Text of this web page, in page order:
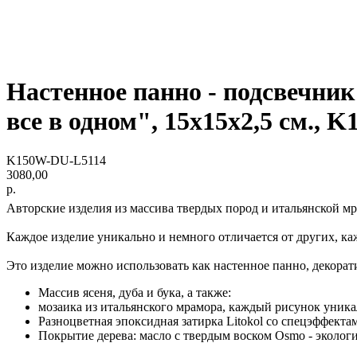
Настенное панно -
все в одном", 15х15х2,5 см.,
K150W-DU-L5114
3080,00
р.
Авторские изделия из массива твердых пород и итальянской
Каждое изделие уникально и немного отличается от других,
Это изделие можно использовать как настенное панно,
Массив ясеня, дуба и бука, а также:
мозаика из итальянского мрамора, каждый рисунок
Разноцветная эпоксидная затирка Litokol со
Покрытие дерева: масло с твердым воском Osmo -